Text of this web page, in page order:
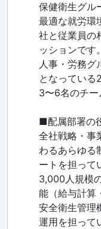
保健衛生グル
最適な就労環
社と従業員の
ッションです。
人事・労務グ
となっている
3〜6名のチー
■配属部署の
全社戦略・事
わるあらゆる
ートを担って
3,000人規模
能（給与計算
安全衛生管理
運用を担って